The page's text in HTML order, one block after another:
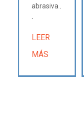
abrasiva..
LEER
MÁS